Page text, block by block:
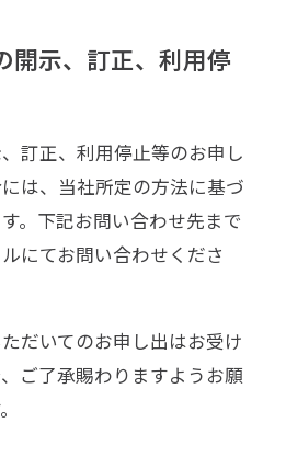
開示、訂正、利用停
訂正、利用停止等のお申し
は、当社所定の方法に基づ
。下記お問い合わせ先まで
にてお問い合わせくださ
だいてのお申し出はお受け
ご了承賜わりますようお願